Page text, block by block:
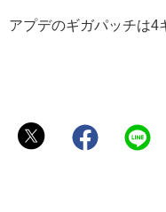
アプデのギガパッチは4
jack